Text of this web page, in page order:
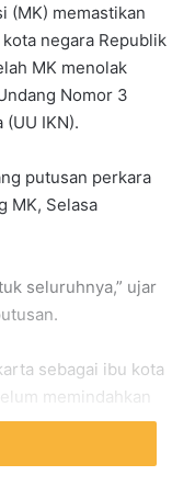
(MK) memastikan
negara Republik
MK menolak
Nomor 3
IKN).
putusan perkara
MK, Selasa
seluruhnya,” ujar
sebagai ibu kota
memindahkan